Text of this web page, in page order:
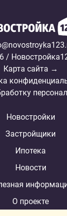
/
Карта сайта →
Новостройки
Застройщики
Ипотека
Новости
О проекте